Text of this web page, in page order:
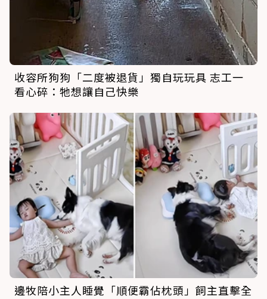
收容所狗狗「二度被退貨」獨自玩玩具 志工一
看心碎：牠想讓自己快樂
邊牧陪小主人睡覺「順便霸佔枕頭」飼主直擊全